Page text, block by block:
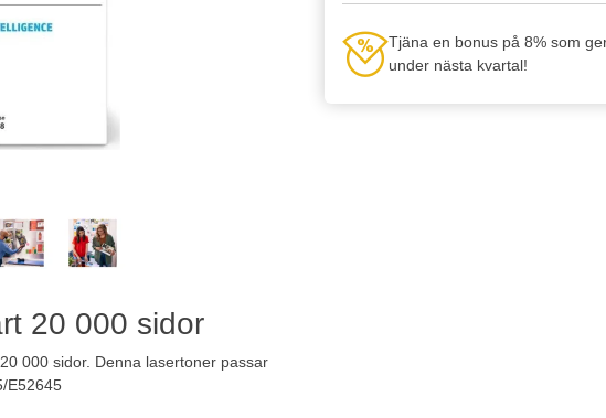
20 000 sidor
000 sidor. Denna lasertoner passar
E52645
Tjäna en bonus på 8% som
under nästa kvartal!